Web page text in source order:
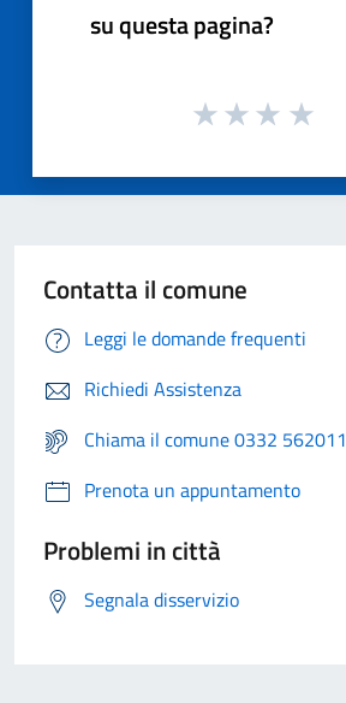
su questa pagina?
Contatta il comune
Leggi le domande frequenti
Richiedi Assistenza
Chiama il comune 0332 562011
Prenota un appuntamento
Problemi in città
Segnala disservizio